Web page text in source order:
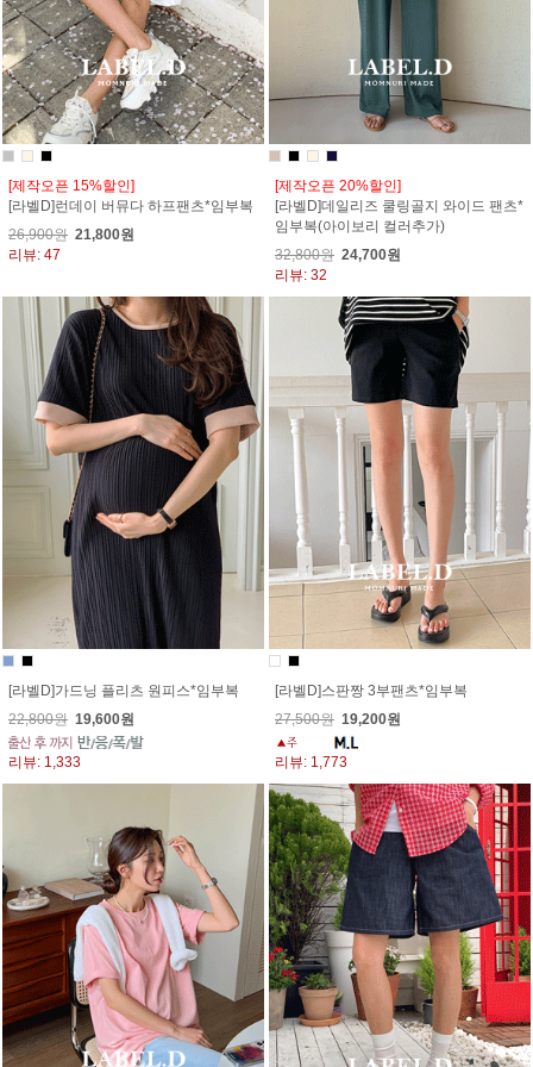
[제작오픈 15%할인]
[라벨D]런데이 버뮤다 하프팬츠*임부복
26,900원 21,800원
리뷰: 47
[제작오픈 20%할인]
[라벨D]데일리즈 쿨링골지 와이드 팬츠*
임부복(아이보리 컬러추가)
32,800원 24,700원
리뷰: 32
[라벨D]가드닝 플리츠 원피스*임부복
22,800원 19,600원
리뷰: 1,333
[라벨D]스판짱 3부팬츠*임부복
27,500원 19,200원
리뷰: 1,773